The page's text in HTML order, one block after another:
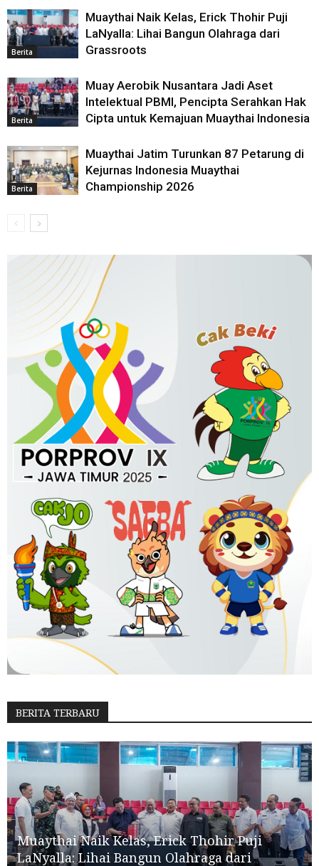
Berita
Muaythai Naik Kelas, Erick Thohir Puji
LaNyalla: Lihai Bangun Olahraga dari
Grassroots
Berita
Muay Aerobik Nusantara Jadi Aset
Intelektual PBMI, Pencipta Serahkan Hak
Cipta untuk Kemajuan Muaythai Indonesia
Berita
Muaythai Jatim Turunkan 87 Petarung di
Kejurnas Indonesia Muaythai
Championship 2026
BERITA TERBARU
Muaythai Naik Kelas, Erick Thohir Puji
LaNyalla: Lihai Bangun Olahraga dari